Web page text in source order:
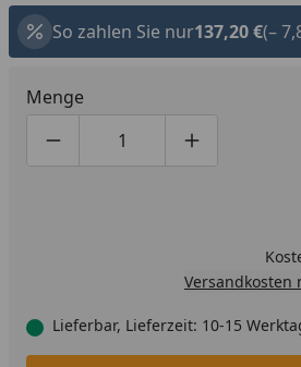
So zahlen Sie nur137,20 €(–
Menge
Produktmenge um eins
Produktmenge
Versandkosten
Lieferbar, Lieferzeit: 10-15